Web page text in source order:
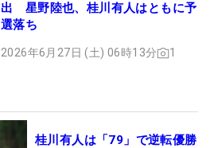
出 星野陸也、桂川有人はともに予
選落ち
2026年6月27日 (土) 06時13分 1
桂川有人は「79」で逆転優勝